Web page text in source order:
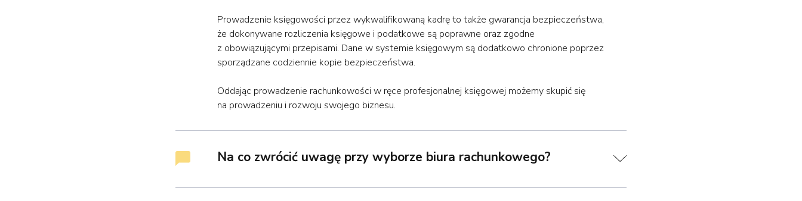
Prowadzenie księgowości przez wykwalifikowaną kadrę to także gwarancja bezpieczeństwa,
że dokonywane rozliczenia księgowe i podatkowe są poprawne oraz zgodne
z obowiązującymi przepisami. Dane w systemie księgowym są dodatkowo chronione poprzez
sporządzane codziennie kopie bezpieczeństwa.
Oddając prowadzenie rachunkowości w ręce profesjonalnej księgowej możemy skupić się
na prowadzeniu i rozwoju swojego biznesu.
Na co zwrócić uwagę przy wyborze biura rachunkowego?